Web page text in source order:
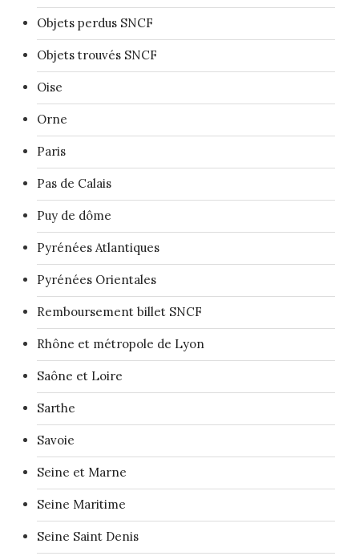
Objets perdus SNCF
Objets trouvés SNCF
Oise
Orne
Paris
Pas de Calais
Puy de dôme
Pyrénées Atlantiques
Pyrénées Orientales
Remboursement billet SNCF
Rhône et métropole de Lyon
Saône et Loire
Sarthe
Savoie
Seine et Marne
Seine Maritime
Seine Saint Denis